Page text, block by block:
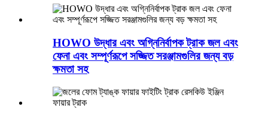
HOWO উদ্ধার এবং অগ্নিনির্বাপক ট্রাক জল এবং
ফেনা এবং সম্পূর্ণরূপে সজ্জিত সরঞ্জামগুলির জন্য বড়
ক্ষমতা সহ